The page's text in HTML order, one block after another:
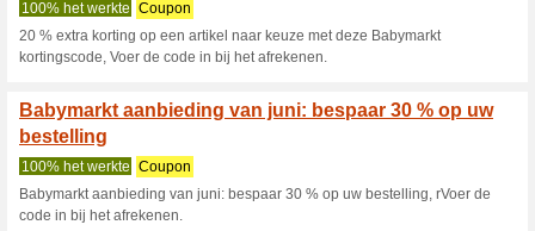
Filter:
Stemmen:
Ga naar